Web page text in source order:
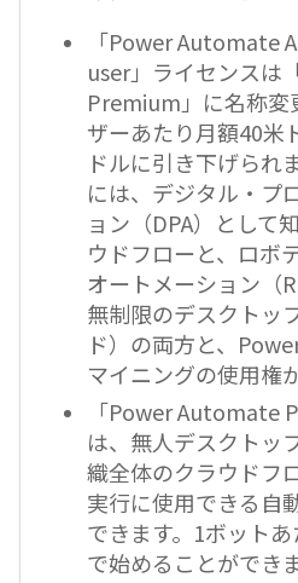
「Power Automate
user」ライセンス
Premium」に名称変
ザーあたり月額40米
ドルに引き下げられ
には、デジタル・プ
ョン（DPA）として
ウドフローと、ロボ
オートメーション（
無制限のデスクトッ
ド）の両方と、
マイニングの使用権
「Power Automate
は、無人デスクトッ
織全体のクラウドフ
実行に使用できる自
できます。1ボット
で始めることができま